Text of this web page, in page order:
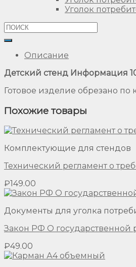
Уголок
Описание
Детский стенд Информация
Готовое изделие обрезано по
Похожие товары
Комплектующие для стендов
Технический регламент о
₽149.00
Документы для уголка
Закон РФ О
₽49.00